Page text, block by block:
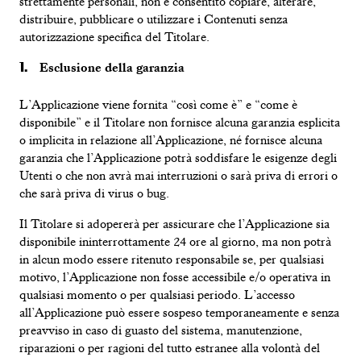
distribuire, pubblicare o utilizzare i Contenuti senza
autorizzazione specifica del Titolare.
Esclusione della garanzia
L’Applicazione viene fornita “così come è” e “come è
disponibile” e il Titolare non fornisce alcuna garanzia esplicita
o implicita in relazione all’Applicazione, né fornisce alcuna
garanzia che l’Applicazione potrà soddisfare le esigenze degli
Utenti o che non avrà mai interruzioni o sarà priva di errori o
che sarà priva di virus o bug.
Il Titolare si adopererà per assicurare che l’Applicazione sia
disponibile ininterrottamente 24 ore al giorno, ma non potrà
in alcun modo essere ritenuto responsabile se, per qualsiasi
motivo, l’Applicazione non fosse accessibile e/o operativa in
qualsiasi momento o per qualsiasi periodo. L’accesso
all’Applicazione può essere sospeso temporaneamente e senza
preavviso in caso di guasto del sistema, manutenzione,
riparazioni o per ragioni del tutto estranee alla volontà del